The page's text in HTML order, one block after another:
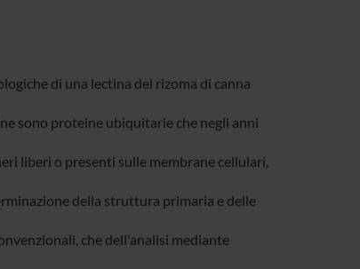
di una lectina del rizoma di canna
sono proteine ubiquitarie che negli anni
liberi o presenti sulle membrane cellulari,
della struttura primaria e delle
che dell'analisi mediante